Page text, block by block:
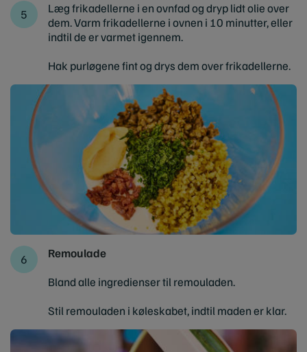
Læg frikadellerne i en ovnfad og dryp lidt olie over
dem. Varm frikadellerne i ovnen i 10 minutter, eller
indtil de er varmet igennem.
Hak purløgene fint og drys dem over frikadellerne.
Remoulade
Bland alle ingredienser til remouladen.
Stil remouladen i køleskabet, indtil maden er klar.